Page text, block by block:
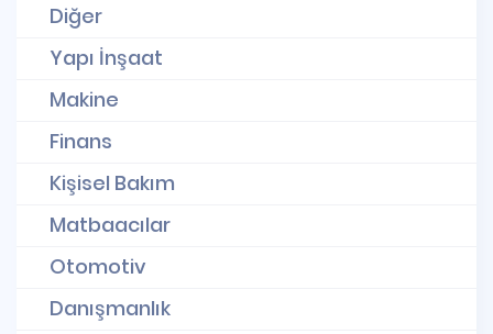
Diğer
Yapı İnşaat
Makine
Finans
Kişisel Bakım
Matbaacılar
Otomotiv
Danışmanlık